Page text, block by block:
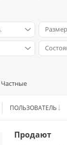
Размер
Частные
ПОЛЬЗОВАТЕЛЬ
Продают